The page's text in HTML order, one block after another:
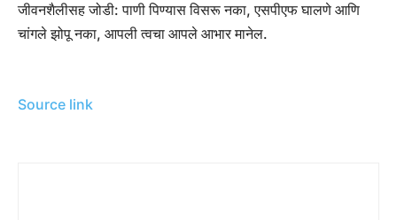
जीवनशैलीसह जोडी: पाणी पिण्यास विसरू नका, एसपीएफ घालणे आणि
चांगले झोपू नका, आपली त्वचा आपले आभार मानेल.
Source link